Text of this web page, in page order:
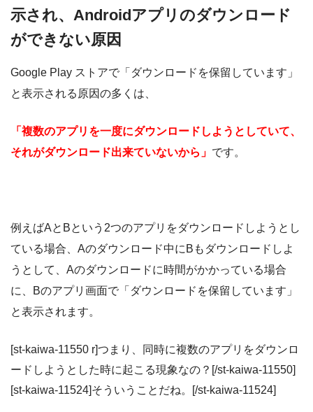
示され、Androidアプリのダウンロード
ができない原因
Google Play ストアで「ダウンロードを保留しています」
と表示される原因の多くは、
「複数のアプリを一度にダウンロードしようとしていて、
それがダウンロード出来ていないから」 です。
例えばAとBという2つのアプリをダウンロードしようとし
ている場合、 Aのダウンロード中にBもダウンロードしよ
うとして、Aのダウンロードに時間がかかっている場合
に、Bのアプリ画面で「ダウンロードを保留しています」
と表示されます。
[st-kaiwa-11550 r]つまり、
同時に複数のアプリをダウンロ
ードしようとした時に起こる現象なの？ [/st-kaiwa-11550]
[st-kaiwa-11524]そういうことだね。[/st-kaiwa-11524]